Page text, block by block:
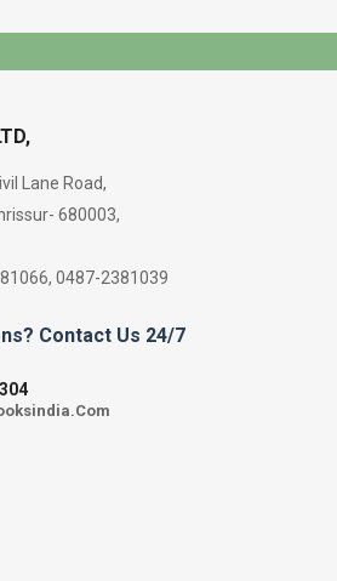
Lane Road,
680003,
0487-2381039
Contact Us 24/7